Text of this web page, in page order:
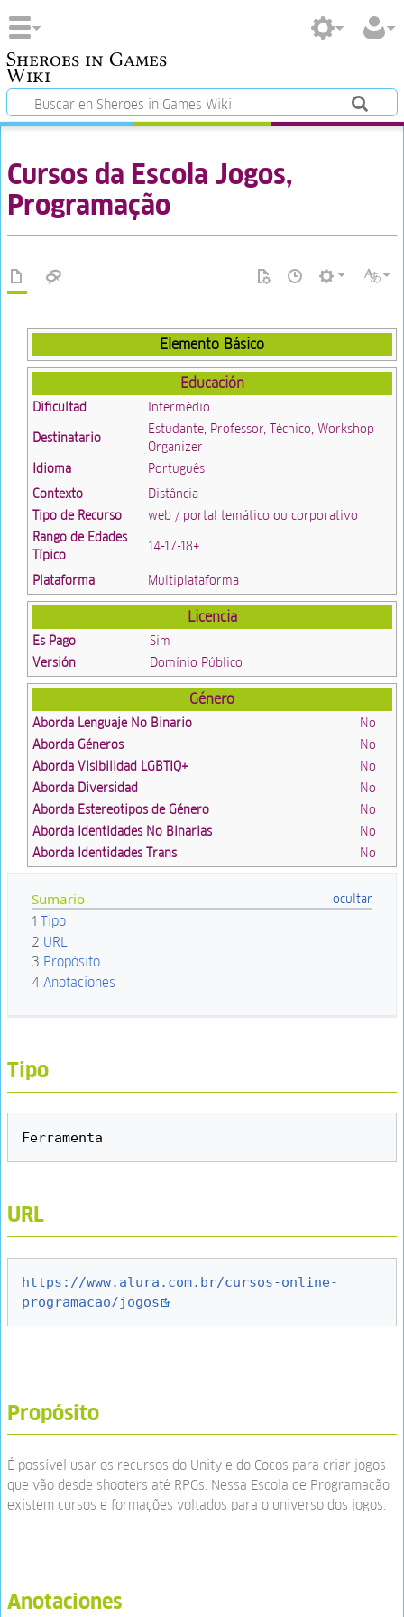
Sheroes in Games
Wiki
Cursos da Escola Jogos,
Programação
Elemento Básico
Educación
Dificultad
Intermédio
Destinatario
Estudante, Professor, Técnico, Workshop
Organizer
Idioma
Português
Contexto
Distância
Tipo de Recurso
web / portal temático ou corporativo
Rango de Edades
Típico
14-17-18+
Plataforma Multiplataforma
Licencia
Es Pago
Sim
Versión
Domínio Público
Género
Aborda Lenguaje No Binario
No
Aborda Géneros
No
Aborda Visibilidad LGBTIQ+
No
Aborda Diversidad
No
Aborda Estereotipos de Género
No
Aborda Identidades No Binarias
No
Aborda Identidades Trans
No
Sumario
1 Tipo
2 URL
3 Propósito
4 Anotaciones
Tipo
URL
https://www.alura.com.br/cursos-online-
programacao/jogos
Propósito
É possível usar os recursos do Unity e do Cocos para criar jogos
que vão desde shooters até RPGs. Nessa Escola de Programação
existem cursos e formações voltados para o universo dos jogos.
Anotaciones